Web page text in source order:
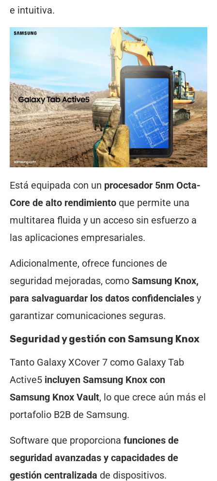
e intuitiva.
Está equipada con un procesador 5nm Octa-
Core de alto rendimiento que permite una
multitarea fluida y un acceso sin esfuerzo a
las aplicaciones empresariales.
Adicionalmente, ofrece funciones de
seguridad mejoradas, como Samsung Knox,
para salvaguardar los datos confidenciales y
garantizar comunicaciones seguras.
Seguridad y gestión con Samsung Knox
Tanto Galaxy XCover 7 como Galaxy Tab
Active5 incluyen Samsung Knox con
Samsung Knox Vault, lo que crece aún más el
portafolio B2B de Samsung.
Software que proporciona funciones de
seguridad avanzadas y capacidades de
gestión centralizada de dispositivos.